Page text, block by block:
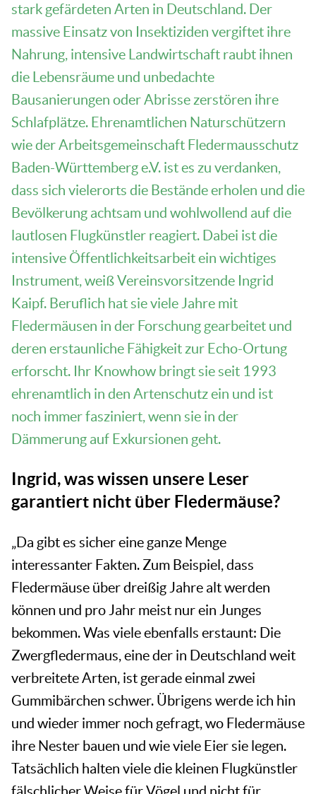
stark gefärdeten Arten in Deutschland. Der
massive Einsatz von Insektiziden vergiftet ihre
Nahrung, intensive Landwirtschaft raubt ihnen
die Lebensräume und unbedachte
Bausanierungen oder Abrisse zerstören ihre
Schlafplätze. Ehrenamtlichen Naturschützern
wie der Arbeitsgemeinschaft Fledermausschutz
Baden-Württemberg e.V. ist es zu verdanken,
dass sich vielerorts die Bestände erholen und die
Bevölkerung achtsam und wohlwollend auf die
lautlosen Flugkünstler reagiert. Dabei ist die
intensive Öffentlichkeitsarbeit ein wichtiges
Instrument, weiß Vereinsvorsitzende Ingrid
Kaipf. Beruflich hat sie viele Jahre mit
Fledermäusen in der Forschung gearbeitet und
deren erstaunliche Fähigkeit zur Echo-Ortung
erforscht. Ihr Knowhow bringt sie seit 1993
ehrenamtlich in den Artenschutz ein und ist
noch immer fasziniert, wenn sie in der
Dämmerung auf Exkursionen geht.
Ingrid, was wissen unsere Leser
garantiert nicht über Fledermäuse?
„Da gibt es sicher eine ganze Menge
interessanter Fakten. Zum Beispiel, dass
Fledermäuse über dreißig Jahre alt werden
können und pro Jahr meist nur ein Junges
bekommen. Was viele ebenfalls erstaunt: Die
Zwergfledermaus, eine der in Deutschland weit
verbreitete Arten, ist gerade einmal zwei
Gummibärchen schwer. Übrigens werde ich hin
und wieder immer noch gefragt, wo Fledermäuse
ihre Nester bauen und wie viele Eier sie legen.
Tatsächlich halten viele die kleinen Flugkünstler
fälschlicher Weise für Vögel und nicht für